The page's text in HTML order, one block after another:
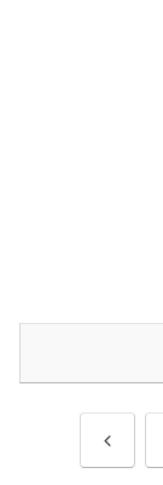
前